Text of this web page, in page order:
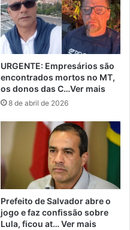
URGENTE: Empresários são
encontrados mortos no MT,
os donos das C…Ver mais
8 de abril de 2026
Prefeito de Salvador abre o
jogo e faz confissão sobre
Lula, ficou at… Ver mais